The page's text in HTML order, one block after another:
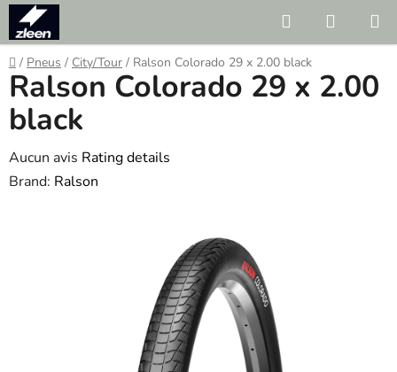
Skip
content
Search
CART
Home
/ Pneus / City/Tour / Ralson Colorado 29 x 2.00 black
Ralson Colorado 29 x 2.00
black
The
average
Aucun avis Rating details
Brand: Ralson